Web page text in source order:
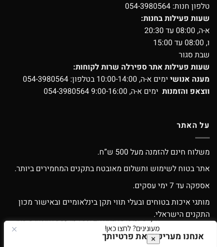
אנחנו מעריכים את פרטיותך
טלפון חנות: 054-3980564
שעות פעילות בחנות:
א-ה, 08:00 עד 20:30
ו, 08:00 עד 15:00
שבת סגור
שעות פעילות אתר ספירלה שרות לקוחות:
מענה אנושי ימים א-ה, 10:00-14:00 בטלפון:
054-3980564
ווצאפ והזמנות ימים א-ה, 9:00-16:00 054-3980564
על האתר
משלוח חינם להזמנה מעל 500 ש”ח.
אתר בטוח לשימוש ותשלום מאובטח בתקנים המחמירים ביותר.
אספקה עד 7 ימי עסקים.
מותגי איכות בטוחים ובעלי תווי תקן בינלאומיים ובאישור מכון
התקנים הישראלי.
אפשרות החלפה / החזרה עפ”י התקנון.